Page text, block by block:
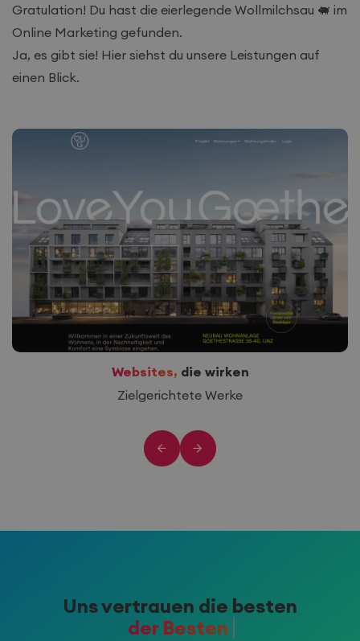
Gratulation! Du hast die eierlegende Wollmilchsau 🐖 im
Online Marketing gefunden.
Ja, es gibt sie! Hier siehst du unsere Leistungen auf
einen Blick.
Websites, die wirken
Zielgerichtete Werke
Uns vertrauen die besten
der Region